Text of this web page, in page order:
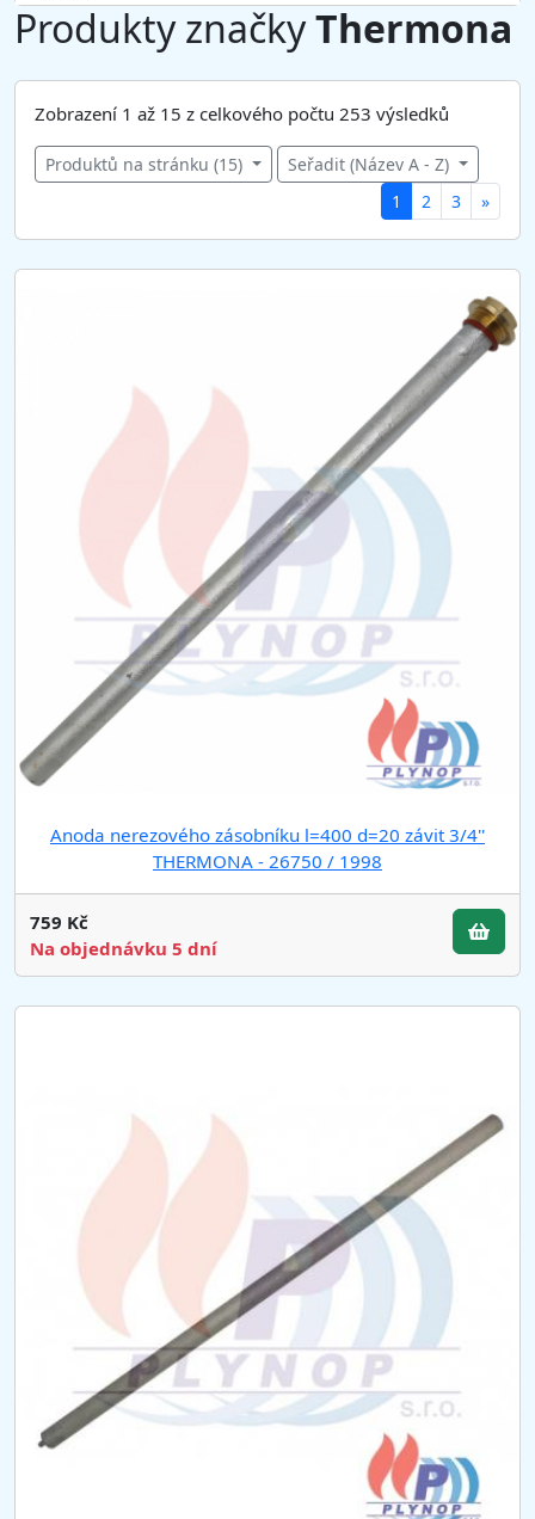
Produkty značkyThermona
Zobrazení 1 až 15 z celkového počtu 253 výsledků
Produktů na stránku (15)
Seřadit (Název A - Z)
1
c
r
)
2 3 »
Anoda nerezového zásobníku l=400 d=20 závit 3/4''
THERMONA - 26750 / 1998
759 Kč
Na objednávku 5 dní